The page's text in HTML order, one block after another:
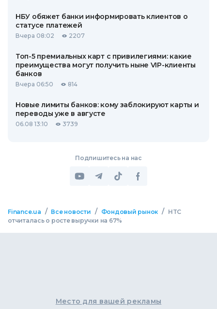
НБУ обяжет банки информировать клиентов о
статусе платежей
Вчера 08:02 2207
Топ-5 премиальных карт с привилегиями: какие
преимущества могут получить ныне VIP-клиенты
банков
Вчера 06:50 814
Новые лимиты банков: кому заблокируют карты и
переводы уже в августе
06.08 13:10 3739
Подпишитесь на нас
Finance.ua / Все новости / Фондовый рынок /
HTC
отчиталась о росте выручки на 67%
Место для вашей рекламы